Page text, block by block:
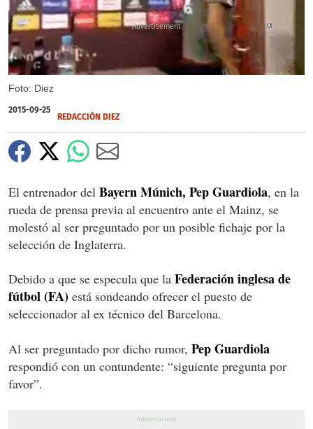
Foto: Diez
X
2015-09-25
REDACCIÓN DIEZ
El entrenador del Bayern Múnich, Pep Guardiola, en la
rueda de prensa previa al encuentro ante el Mainz, se
molestó al ser preguntado por un posible fichaje por la
selección de Inglaterra.
Debido a que se especula que la Federación inglesa de
fútbol (FA) está sondeando ofrecer el puesto de
seleccionador al ex técnico del Barcelona.
Al ser preguntado por dicho rumor, Pep Guardiola
respondió con un contundente: “siguiente pregunta por
favor”.